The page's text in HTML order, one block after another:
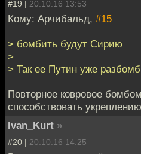
#19 | 20.10.16 13:53
Кому: Арчибальд, #15
> бомбить будут Сирию
>
> Так ее Путин уже
Повторное ковровое
способствовать
Ivan_Kurt »
#20 | 20.10.16 14:25